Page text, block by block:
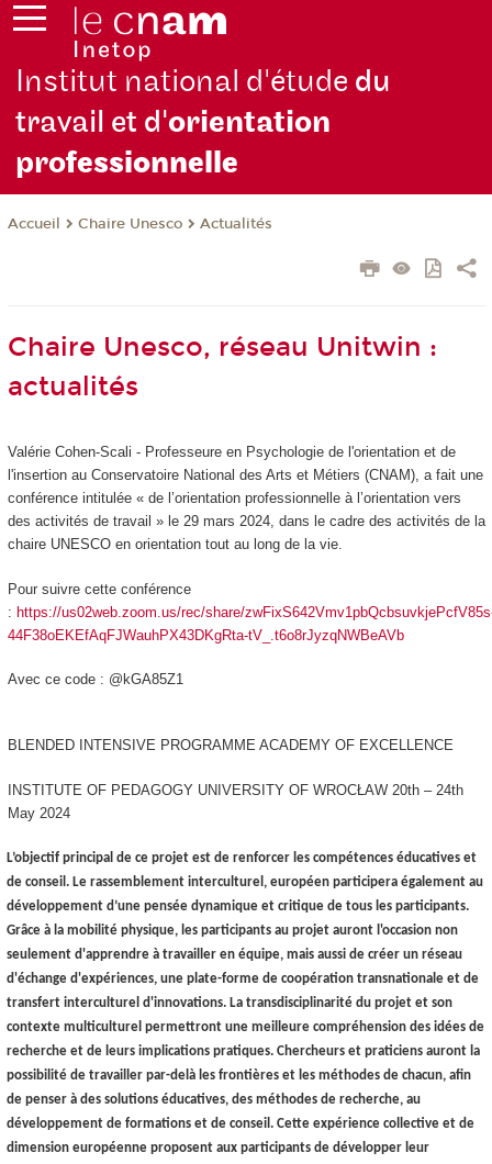
Institut national d'étude du
travail et d'orientation
professionnelle
Accueil Chaire Unesco Actualités
Chaire Unesco, réseau Unitwin :
actualités
Valérie Cohen-Scali - Professeure en Psychologie de l'orientation et de
l'insertion au Conservatoire National des Arts et Métiers (CNAM), a fait une
conférence intitulée « de l’orientation professionnelle à l’orientation vers
des activités de travail » le 29 mars 2024, dans le cadre des activités de la
chaire UNESCO en orientation tout au long de la vie.
Pour suivre cette conférence
: https://us02web.zoom.us/rec/share/
44F38oEKEfAqFJWauhPX43DKgRta-tV_.t6o8rJyzqNWBeAVb
Avec ce code : @kGA85Z1
BLENDED INTENSIVE PROGRAMME ACADEMY OF EXCELLENCE
INSTITUTE OF PEDAGOGY UNIVERSITY OF WROCŁAW 20th – 24th
May 2024
L’objectif principal de ce projet est de renforcer les compétences éducatives et
de conseil. Le rassemblement interculturel, européen participera également au
développement d’une pensée dynamique et critique de tous les participants.
Grâce à la mobilité physique, les participants au projet auront l'occasion non
seulement d'apprendre à travailler en équipe, mais aussi de créer un réseau
d'échange d'expériences, une plate-forme de coopération transnationale et de
transfert interculturel d'innovations. La transdisciplinarité du projet et son
contexte multiculturel permettront une meilleure compréhension des idées de
recherche et de leurs implications pratiques. Chercheurs et praticiens auront la
possibilité de travailler par-delà les frontières et les méthodes de chacun, afin
de penser à des solutions éducatives, des méthodes de recherche, au
développement de formations et de conseil. Cette expérience collective et de
dimension européenne proposent aux participants de développer leur